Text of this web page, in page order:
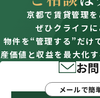
京都で賃貸管理を
ぜひクライフに
物件を“管理する”だけ
産価値と収益を最大化
お
メールで簡